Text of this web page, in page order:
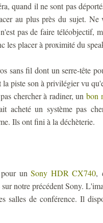
quand il ne sont pas
au plus près du sujet. Ne
pas de faire téléobjectif,
les placer à proximité du
sans fil dont un serre-tête
piste son à privilégier vu
chercher à radiner, unbon
un système pas
Ils ont fini à la déchèterie.
pour unSony HDR CX740,
notre précédent Sony.
salles de conférence. Il